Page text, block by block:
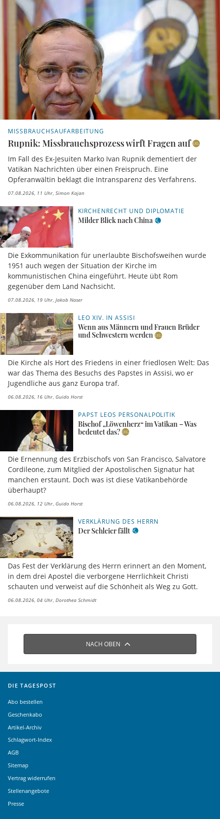
MISSBRAUCHSAUFARBEITUNG
Rupnik: Missbrauchsprozess wirft Fragen auf
Im Fall des Ex-Jesuiten Marko Ivan Rupnik dementiert der
Vatikan Nachrichten über einen Freispruch. Eine
Opferanwältin beklagt die Intransparenz des Verfahrens.
07.08.2026, 11 Uhr Simon Kajan
KIRCHENRECHT UND DIPLOMATIE
Milder Blick nach China
Die Exkommunikation für unerlaubte Bischofsweihen wurde
1951 auch wegen der Situation der Kirche im
kommunistischen China eingeführt. Heute übt Rom
gegenüber dem Land Nachsicht.
07.08.2026, 19 Uhr Jakob Naser
LEO XIV. IN ASSISI
Wenn aus Männern und Frauen Brüder
und Schwestern werden
Die Kirche als Hort des Friedens in einer friedlosen Welt: Das
war das Thema des Besuchs des Papstes in Assisi, wo er
Jugendliche aus ganz Europa traf.
06.08.2026, 16 Uhr Guido Horst
PAPST LEOS PERSONALPOLITIK
Bischof „Löwenherz“ im Vatikan – Was
bedeutet das?
Die Ernennung des Erzbischofs von San Francisco, Salvatore
Cordileone, zum Mitglied der Apostolischen Signatur hat
manchen erstaunt. Doch was ist diese Vatikanbehörde
überhaupt?
06.08.2026, 12 Uhr Guido Horst
VERKLÄRUNG DES HERRN
Der Schleier fällt
Das Fest der Verklärung des Herrn erinnert an den Moment,
in dem drei Apostel die verborgene Herrlichkeit Christi
schauten und verweist auf die Schönheit als Weg zu Gott.
06.08.2026, 04 Uhr Dorothea Schmidt
NACH OBEN
DIE TAGESPOST
Abo bestellen
Geschenkabo
Artikel-Archiv
Schlagwort-Index
AGB
Sitemap
Vertrag widerrufen
Stellenangebote
Presse